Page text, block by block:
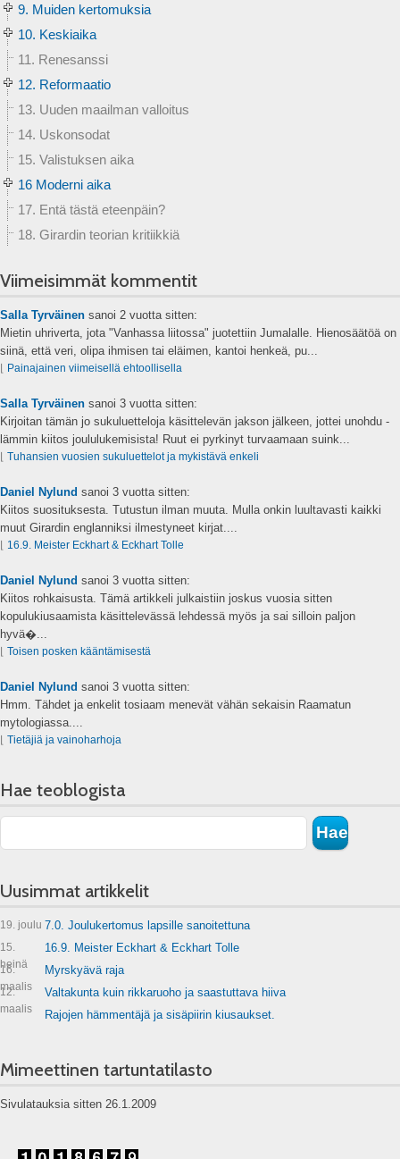
9. Muiden kertomuksia
10. Keskiaika
11. Renesanssi
12. Reformaatio
13. Uuden maailman valloitus
14. Uskonsodat
15. Valistuksen aika
16 Moderni aika
17. Entä tästä eteenpäin?
18. Girardin teorian kritiikkiä
Viimeisimmät kommentit
Salla Tyrväinen sanoi 2 vuotta sitten:
Mietin uhriverta, jota "Vanhassa liitossa" juotettiin Jumalalle. Hienosäätöä on
siinä, että veri, olipa ihmisen tai eläimen, kantoi henkeä, pu...
⌊ Painajainen viimeisellä ehtoollisella
Salla Tyrväinen sanoi 3 vuotta sitten:
Kirjoitan tämän jo sukuluetteloja käsittelevän jakson jälkeen, jottei unohdu -
lämmin kiitos joululukemisista! Ruut ei pyrkinyt turvaamaan suink...
⌊ Tuhansien vuosien sukuluettelot ja mykistävä enkeli
Daniel Nylund sanoi 3 vuotta sitten:
Kiitos suosituksesta. Tutustun ilman muuta. Mulla onkin luultavasti kaikki
muut Girardin englanniksi ilmestyneet kirjat....
⌊ 16.9. Meister Eckhart & Eckhart Tolle
Daniel Nylund sanoi 3 vuotta sitten:
Kiitos rohkaisusta. Tämä artikkeli julkaistiin joskus vuosia sitten
kopulukiusaamista käsittelevässä lehdessä myös ja sai silloin paljon
hyvä�...
⌊ Toisen posken kääntämisestä
Daniel Nylund sanoi 3 vuotta sitten:
Hmm. Tähdet ja enkelit tosiaam menevät vähän sekaisin Raamatun
mytologiassa....
⌊ Tietäjiä ja vainoharhoja
Hae teoblogista
Uusimmat artikkelit
19. joulu 7.0. Joulukertomus lapsille sanoitettuna
15.
heinä
16.9. Meister Eckhart & Eckhart Tolle
16.
maalis
Myrskyävä raja
12.
maalis
Valtakunta kuin rikkaruoho ja saastuttava hiiva
Rajojen hämmentäjä ja sisäpiirin kiusaukset.
Mimeettinen tartuntatilasto
Sivulatauksia sitten 26.1.2009